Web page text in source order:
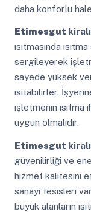
daha konforlu
Etimesgut
ısıtmasında
sergileyerek
sayede yüksek
ısıtabilirler.
işletmenin ısıtma
uygun olmalıdır.
Etimesgut
güvenilirliği ve
hizmet kalitesini
sanayi tesisleri
büyük alanların